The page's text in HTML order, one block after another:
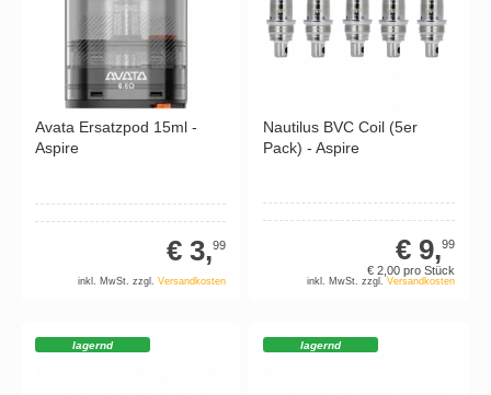
Avata Ersatzpod 15ml -
Aspire
€ 3,99
inkl. MwSt. zzgl.Versandkosten
Nautilus BVC Coil (5er
Pack) - Aspire
€ 9,99
€ 2, 00 pro Stück
inkl. MwSt. zzgl. Versandkosten
lagernd lagernd